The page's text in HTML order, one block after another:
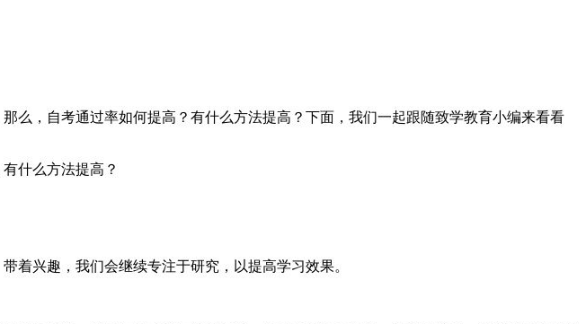
么，自考通过率如何提高？有什么方法提高？下面，我们一起跟随致学教育小编来看看
着兴趣，我们会继续专注于研究，以提高学习效果。